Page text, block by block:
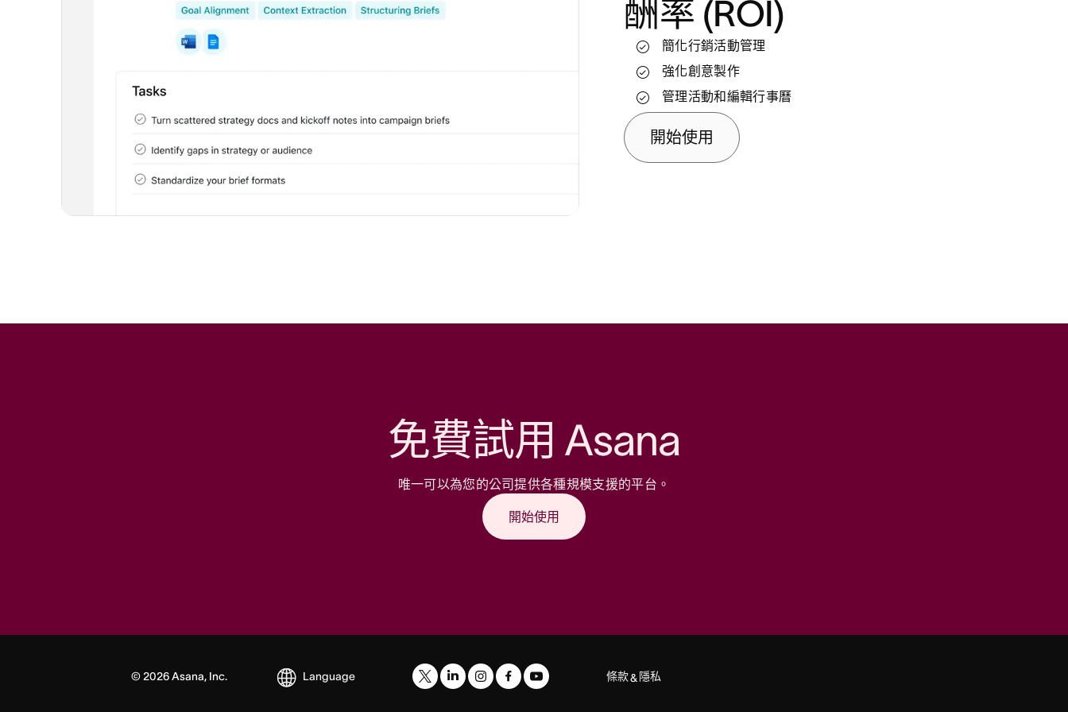
酬率 (ROI)
簡化行銷活動管理
強化創意製作
管理活動和編輯行事曆
開始使用
標準化並自動化流程
為團隊除去障礙，達成他們的業務目標
更有效地配置資源
自動化並擴充工作流程
引導員工到職與離職
免費試用 Asana
唯一可以為您的公司提供各種規模支援的平台。
開始使用
© 2026Asana, Inc. Language 條款& 隱私